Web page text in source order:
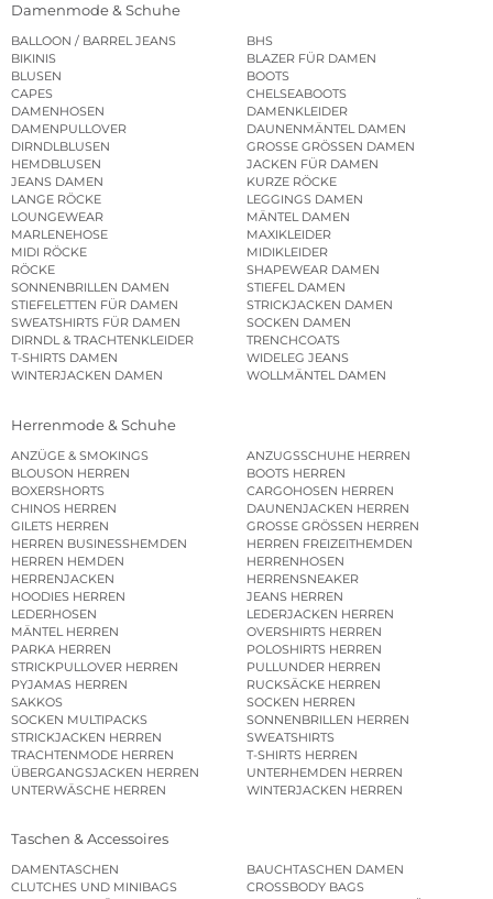
Damenmode & Schuhe
BALLOON / BARREL JEANS
BHS
BIKINIS
BLAZER FÜR DAMEN
BLUSEN
BOOTS
CAPES
CHELSEABOOTS
DAMENHOSEN
DAMENKLEIDER
DAMENPULLOVER
DAUNENMÄNTEL DAMEN
DIRNDLBLUSEN
GROSSE GRÖSSEN DAMEN
HEMDBLUSEN
JACKEN FÜR DAMEN
JEANS DAMEN
KURZE RÖCKE
LANGE RÖCKE
LEGGINGS DAMEN
LOUNGEWEAR
MÄNTEL DAMEN
MARLENEHOSE
MAXIKLEIDER
MIDI RÖCKE
MIDIKLEIDER
RÖCKE
SHAPEWEAR DAMEN
SONNENBRILLEN DAMEN
STIEFEL DAMEN
STIEFELETTEN FÜR DAMEN
STRICKJACKEN DAMEN
SWEATSHIRTS FÜR DAMEN
SOCKEN DAMEN
DIRNDL & TRACHTENKLEIDER
TRENCHCOATS
T-SHIRTS DAMEN
WIDELEG JEANS
WINTERJACKEN DAMEN
WOLLMÄNTEL DAMEN
Herrenmode & Schuhe
ANZÜGE & SMOKINGS
ANZUGSSCHUHE HERREN
BLOUSON HERREN
BOOTS HERREN
BOXERSHORTS
CARGOHOSEN HERREN
CHINOS HERREN
DAUNENJACKEN HERREN
GILETS HERREN
GROSSE GRÖSSEN HERREN
HERREN BUSINESSHEMDEN
HERREN FREIZEITHEMDEN
HERREN HEMDEN
HERRENHOSEN
HERRENJACKEN
HERRENSNEAKER
HOODIES HERREN
JEANS HERREN
LEDERHOSEN
LEDERJACKEN HERREN
MÄNTEL HERREN
OVERSHIRTS HERREN
PARKA HERREN
POLOSHIRTS HERREN
STRICKPULLOVER HERREN
PULLUNDER HERREN
PYJAMAS HERREN
RUCKSÄCKE HERREN
SAKKOS
SOCKEN HERREN
SOCKEN MULTIPACKS
SONNENBRILLEN HERREN
STRICKJACKEN HERREN
SWEATSHIRTS
TRACHTENMODE HERREN
T-SHIRTS HERREN
ÜBERGANGSJACKEN HERREN
UNTERHEMDEN HERREN
UNTERWÄSCHE HERREN
WINTERJACKEN HERREN
Taschen & Accessoires
DAMENTASCHEN
BAUCHTASCHEN DAMEN
CLUTCHES UND MINIBAGS
CROSSBODY BAGS